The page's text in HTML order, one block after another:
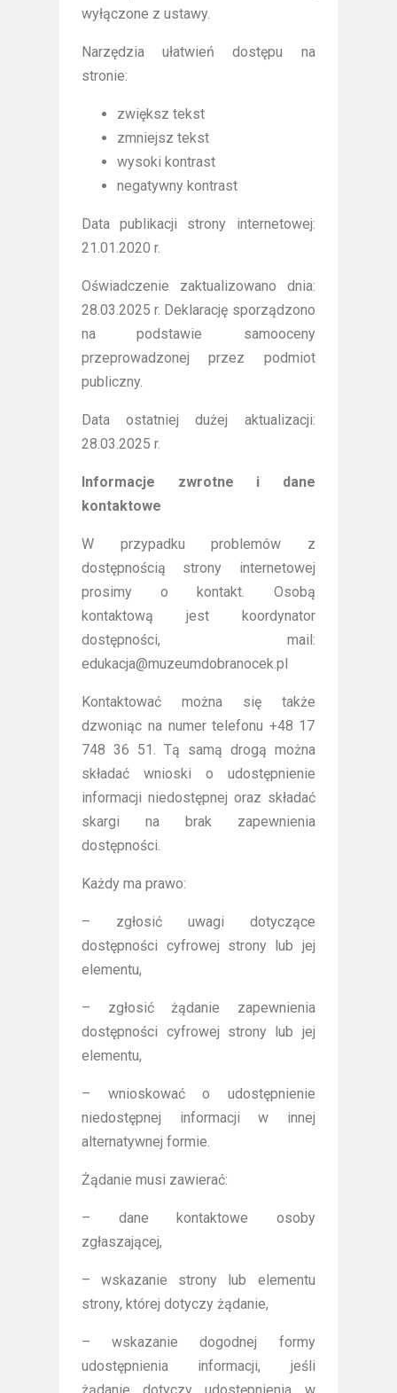
wyłączone z ustawy.
Narzędzia ułatwień dostępu na
stronie:
zwiększ tekst
zmniejsz tekst
wysoki kontrast
negatywny kontrast
Data publikacji strony internetowej:
21.01.2020 r.
Oświadczenie zaktualizowano dnia:
28.03.2025 r. Deklarację sporządzono
na podstawie samooceny
przeprowadzonej przez podmiot
publiczny.
Data ostatniej dużej aktualizacji:
28.03.2025 r.
Informacje zwrotne i dane
kontaktowe
W przypadku problemów z
dostępnością strony internetowej
prosimy o kontakt. Osobą
kontaktową jest koordynator
dostępności, mail:
edukacja@muzeumdobranocek.pl
Kontaktować można się także
dzwoniąc na numer telefonu +48 17
748 36 51. Tą samą drogą można
składać wnioski o udostępnienie
informacji niedostępnej oraz składać
skargi na brak zapewnienia
dostępności.
Każdy ma prawo:
– zgłosić uwagi dotyczące
dostępności cyfrowej strony lub jej
elementu,
– zgłosić żądanie zapewnienia
dostępności cyfrowej strony lub jej
elementu,
– wnioskować o udostępnienie
niedostępnej informacji w innej
alternatywnej formie.
Żądanie musi zawierać:
– dane kontaktowe osoby
zgłaszającej,
– wskazanie strony lub elementu
strony, której dotyczy żądanie,
– wskazanie dogodnej formy
udostępnienia informacji, jeśli